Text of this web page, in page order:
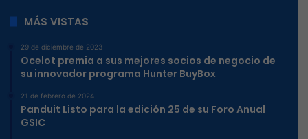
MÁS VISTAS
29 de diciembre de 2023
Ocelot premia a sus mejores socios de negocio de
su innovador programa Hunter BuyBox
21 de febrero de 2024
Panduit Listo para la edición 25 de su Foro Anual
GSIC